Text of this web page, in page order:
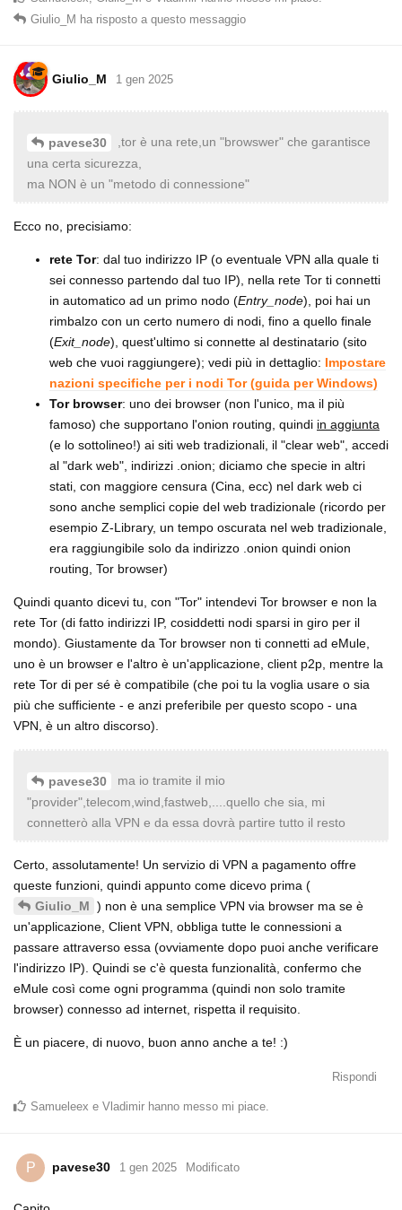
Giulio_M ha risposto a questo messaggio
Giulio_M 1 gen 2025
pavese30
,tor è una rete,un "browswer" che garantisce
una certa sicurezza,
ma NON è un "metodo di connessione"
Ecco no, precisiamo:
rete Tor: dal tuo indirizzo IP (o eventuale VPN alla quale ti
sei connesso partendo dal tuo IP), nella rete Tor ti connetti
in automatico ad un primo nodo (Entry_node), poi hai un
rimbalzo con un certo numero di nodi, fino a quello finale
(Exit_node), quest'ultimo si connette al destinatario (sito
web che vuoi raggiungere); vedi più in dettaglio: Impostare
nazioni specifiche per i nodi Tor (guida per Windows)
Tor browser: uno dei browser (non l'unico, ma il più
famoso) che supportano l'onion routing, quindi in aggiunta
(e lo sottolineo!) ai siti web tradizionali, il "clear web", accedi
al "dark web", indirizzi .onion; diciamo che specie in altri
stati, con maggiore censura (Cina, ecc) nel dark web ci
sono anche semplici copie del web tradizionale (ricordo per
esempio Z-Library, un tempo oscurata nel web tradizionale,
era raggiungibile solo da indirizzo .onion quindi onion
routing, Tor browser)
Quindi quanto dicevi tu, con "Tor" intendevi Tor browser e non la
rete Tor (di fatto indirizzi IP, cosiddetti nodi sparsi in giro per il
mondo). Giustamente da Tor browser non ti connetti ad eMule,
uno è un browser e l'altro è un'applicazione, client p2p, mentre la
rete Tor di per sé è compatibile (che poi tu la voglia usare o sia
più che sufficiente - e anzi preferibile per questo scopo - una
VPN, è un altro discorso).
pavese30
ma io tramite il mio
"provider",telecom,wind,fastweb,....quello che sia, mi
connetterò alla VPN e da essa dovrà partire tutto il resto
Certo, assolutamente! Un servizio di VPN a pagamento offre
queste funzioni, quindi appunto come dicevo prima (
Giulio_M ) non è una semplice VPN via browser ma se è
un'applicazione, Client VPN, obbliga tutte le connessioni a
passare attraverso essa (ovviamente dopo puoi anche verificare
l'indirizzo IP). Quindi se c'è questa funzionalità, confermo che
eMule così come ogni programma (quindi non solo tramite
browser) connesso ad internet, rispetta il requisito.
È un piacere, di nuovo, buon anno anche a te! :)
Rispondi
Samueleex e Vladimir hanno messo mi piace.
P pavese30 1 gen 2025 Modificato